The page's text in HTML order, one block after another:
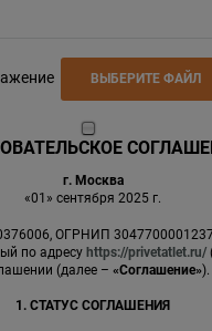
ВЫБЕРИТЕ ФАЙЛ
г. Москва
«01» сентября 2025 г.
ОГРНИП
по адресу https://privetatlet.ru/
(далее – «Соглашение»).
1. СТАТУС СОГЛАШЕНИЯ